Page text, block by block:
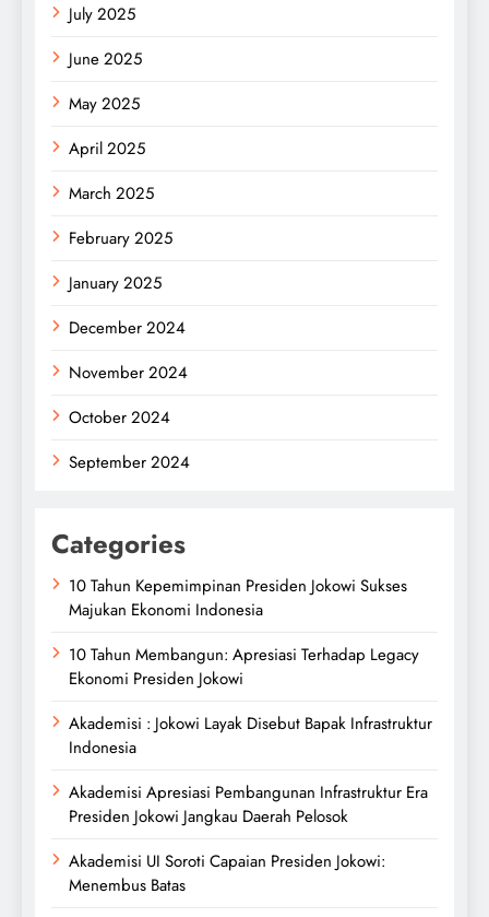
July 2025
June 2025
May 2025
April 2025
March 2025
February 2025
January 2025
December 2024
November 2024
October 2024
September 2024
Categories
10 Tahun Kepemimpinan Presiden Jokowi Sukses
Majukan Ekonomi Indonesia
10 Tahun Membangun: Apresiasi Terhadap Legacy
Ekonomi Presiden Jokowi
Akademisi : Jokowi Layak Disebut Bapak Infrastruktur
Indonesia
Akademisi Apresiasi Pembangunan Infrastruktur Era
Presiden Jokowi Jangkau Daerah Pelosok
Akademisi UI Soroti Capaian Presiden Jokowi:
Menembus Batas